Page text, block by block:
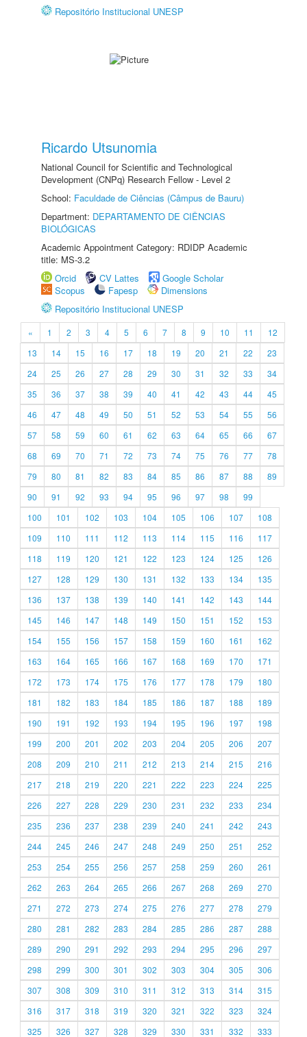
Repositório Institucional UNESP
Ricardo Utsunomia
National Council for Scientific and Technological
Development (CNPq) Research Fellow - Level 2
School: Faculdade de Ciências (Câmpus de Bauru)
Department: DEPARTAMENTO DE CIÊNCIAS
BIOLÓGICAS
Academic Appointment Category: RDIDP Academic
title: MS-3.2
Orcid
CV Lattes
Google Scholar
Scopus
Fapesp
Dimensions
Repositório Institucional UNESP
« 1 2 3 4 5 6 7 8 9 10 11
12
13
14 15 16 17 18 19 20 21 22
23
24
25 26 27 28 29 30 31 32 33
34
35
36 37 38 39 40 41 42 43 44
45
46
47 48 49 50 51 52 53 54 55
56
57
58 59 60 61 62 63 64 65 66
67
68
69 70 71 72 73 74 75 76 77
78
79
80 81 82 83 84 85 86 87 88
89
90
91 92 93 94 95 96 97 98
99
100
101 102 103 104 105 106 107
108
109
110 111 112 113 114 115 116
117
118
119 120 121 122 123 124 125
126
127
128 129 130 131 132 133 134
135
136
137 138 139 140 141 142 143
144
145
146 147 148 149 150 151 152
153
154
155 156 157 158 159 160 161
162
163
164 165 166 167 168 169 170
171
172
173 174 175 176 177 178 179
180
181
182 183 184 185 186 187 188
189
190
191 192 193 194 195 196 197
198
199
200 201 202 203 204 205 206
207
208
209 210 211 212 213 214 215
216
217
218 219 220 221 222 223 224
225
226
227 228 229 230 231 232 233
234
235
236 237 238 239 240 241 242
243
244
245 246 247 248 249 250 251
252
253
254 255 256 257 258 259 260
261
262
263 264 265 266 267 268 269
270
271
272 273 274 275 276 277 278
279
280
281 282 283 284 285 286 287
288
289
290 291 292 293 294 295 296
297
298
299 300 301 302 303 304 305
306
307
308 309 310 311 312 313 314
315
316
317 318 319 320 321 322 323
324
325
326 327 328 329 330 331 332 333